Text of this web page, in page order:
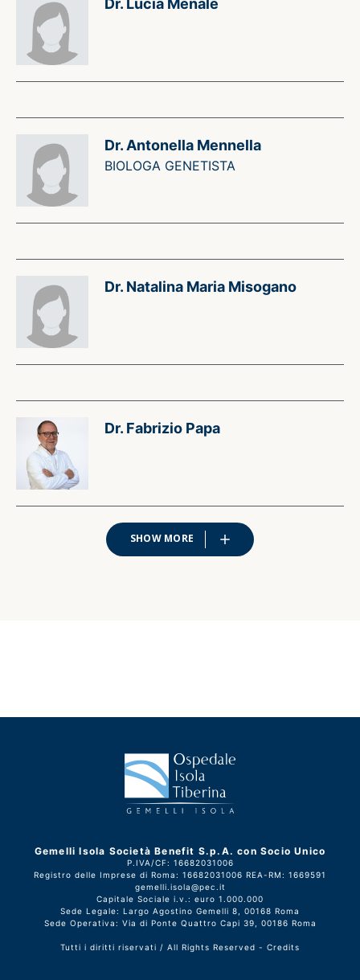
Dr. Lucia Menale
Dr. Antonella Mennella
BIOLOGA GENETISTA
Dr. Natalina Maria Misogano
Dr. Fabrizio Papa
SHOW MORE
Gemelli Isola Società Benefit S.p.A. con Socio Unico
P.IVA/CF: 16682031006
Registro delle Imprese di Roma: 16682031006 REA-RM: 1669591
gemelli.isola@pec.it
Capitale Sociale i.v.: euro 1.000.000
Sede Legale: Largo Agostino Gemelli 8, 00168 Roma
Sede Operativa: Via di Ponte Quattro Capi 39, 00186 Roma
Tutti i diritti riservati / All Rights Reserved - Credits